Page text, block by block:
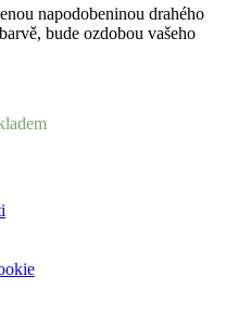
napodobeninou drahého
bude ozdobou vašeho